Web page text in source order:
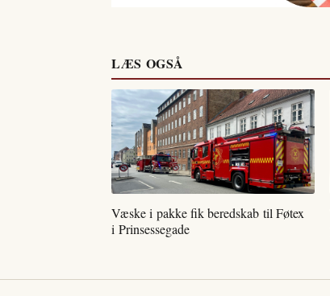
LÆS OGSÅ
Væske i pakke fik beredskab til Føtex
i Prinsessegade